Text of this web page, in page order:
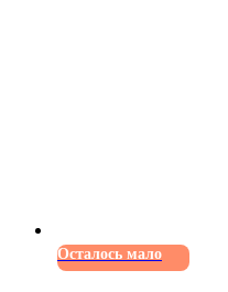
Осталось мало